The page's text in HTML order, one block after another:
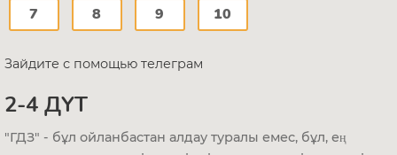
7 8 9 10
Зайдите с помощью телеграм
2-4 ДҮТ
"ГДЗ" - бұл ойланбастан алдау туралы емес, бұл, ең